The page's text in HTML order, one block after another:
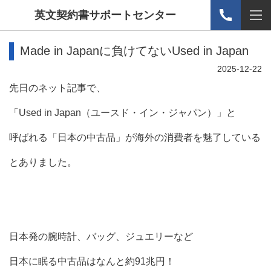
英文契約書サポートセンター
Made in Japanに負けてないUsed in Japan
2025-12-22
先日のネット記事で、
「Used in Japan（ユースド・イン・ジャパン）」と
呼ばれる「日本の中古品」が海外の消費者を魅了している
とありました。
日本発の腕時計、バッグ、ジュエリーなど
日本に眠る中古品はなんと約91兆円！